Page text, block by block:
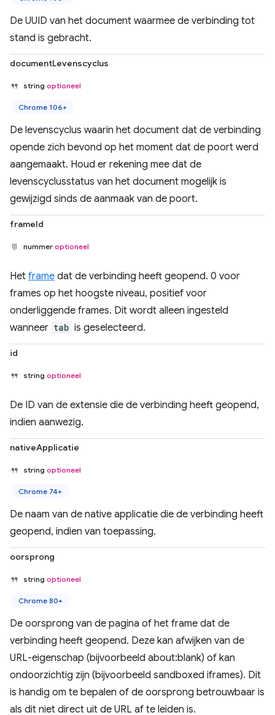
De UUID van het document waarmee de verbinding tot
stand is gebracht.
documentLevenscyclus
string optioneel
Chrome 106+
De levenscyclus waarin het document dat de verbinding
opende zich bevond op het moment dat de poort werd
aangemaakt. Houd er rekening mee dat de
levenscyclusstatus van het document mogelijk is
gewijzigd sinds de aanmaak van de poort.
frameId
nummer optioneel
Het frame dat de verbinding heeft geopend. 0 voor
frames op het hoogste niveau, positief voor
onderliggende frames. Dit wordt alleen ingesteld
wanneer tab is geselecteerd.
id
string optioneel
De ID van de extensie die de verbinding heeft geopend,
indien aanwezig.
nativeApplicatie
string optioneel
Chrome 74+
De naam van de native applicatie die de verbinding heeft
geopend, indien van toepassing.
oorsprong
string optioneel
Chrome 80+
De oorsprong van de pagina of het frame dat de
verbinding heeft geopend. Deze kan afwijken van de
URL-eigenschap (bijvoorbeeld about:blank) of kan
ondoorzichtig zijn (bijvoorbeeld sandboxed iframes). Dit
is handig om te bepalen of de oorsprong betrouwbaar is
als dit niet direct uit de URL af te leiden is.